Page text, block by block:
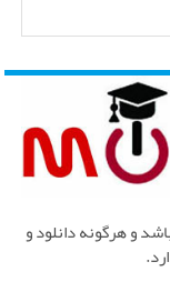
و هرگونه دانلود و